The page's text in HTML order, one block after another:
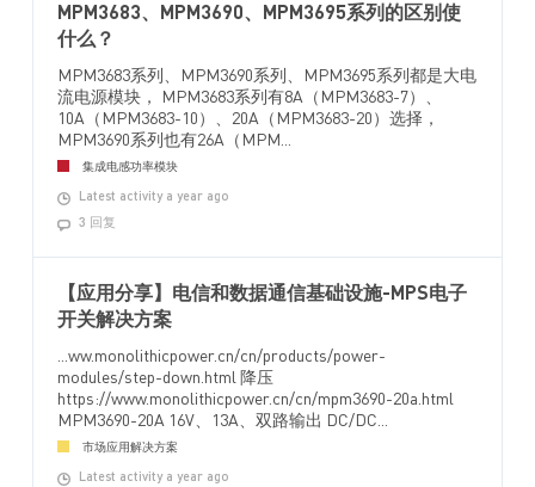
MPM3683、MPM3690、MPM3695系列的区别使
什么？
MPM3683系列、MPM3690系列、MPM3695系列都是大电
流电源模块， MPM3683系列有8A（MPM3683-7）、
10A（MPM3683-10）、20A（MPM3683-20）选择，
MPM3690系列也有26A（MPM...
集成电感功率模块
Latest activity a year ago
3 回复
【应用分享】电信和数据通信基础设施-MPS电子
开关解决方案
...ww.monolithicpower.cn/cn/products/power-
modules/step-down.html 降压
https://www.monolithicpower.cn/cn/mpm3690-20a.html
MPM3690-20A 16V、13A、双路输出 DC/DC...
市场应用解决方案
Latest activity a year ago